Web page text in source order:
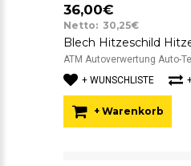
36,00€
Netto: 30,25€
ATM Autoverwertung Auto-
+ WUNSCHLISTE
+ Warenkorb